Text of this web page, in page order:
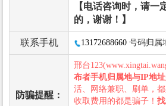
【电话咨询时，请一
的，谢谢！】
联系手机 13172688660 号码归属
防骗提醒：
邢台
布者手机归属地与IP地
活、网络兼职、刷单，
收取费用的都是骗子！